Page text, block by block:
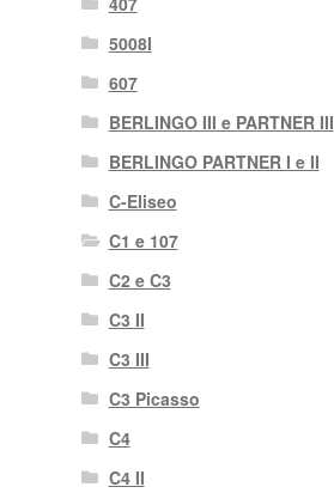
5008I
607
BERLINGO III e PARTNER III
BERLINGO PARTNER I e II
C-Eliseo
C1 e 107
C2 e C3
C3 II
C3 III
C3 Picasso
C4
C4 II